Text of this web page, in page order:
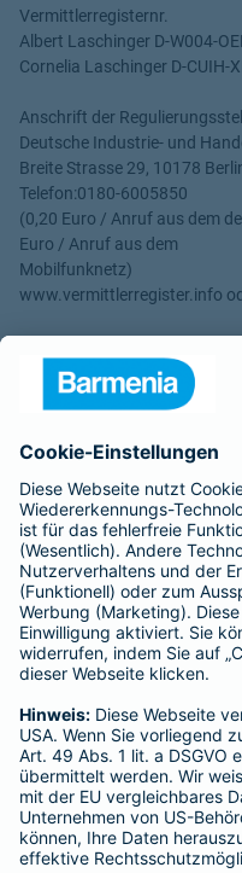
Vermittlerregisternr.
Albert Laschinger D-W004-
Cornelia Laschinger D-CUIH-
Anschrift der
Deutsche Industrie- und
Breite Strasse 29, 10178
Telefon:0180-6005850
(0,20 Euro / Anruf aus dem
Euro / Anruf aus dem
Mobilfunknetz)
www.vermittlerregister.info
Wir sind für die Barmenia
Versicherungsvertreter tätig
Barmenia Versicherungen a. G.
Gothaer
Barmenia Allgemeine
Roland Rechtsschutz-
Roland-Schutzbrief-
Für unsere Tätigkeit erhalten
Vergütungen, die in der zu
Versicherungsprämie
Schlichtungsstellen:
Für Lebens- und
Versicherungsombudsmann
Postfach 080632
10006 Berlin
Für private Kranken - und